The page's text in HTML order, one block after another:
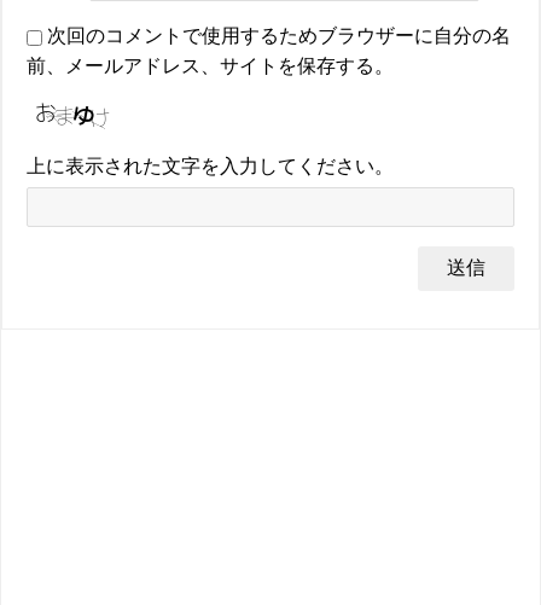
次回のコメントで使用するためブラウザーに自分の名
前、メールアドレス、サイトを保存する。
上に表示された文字を入力してください。